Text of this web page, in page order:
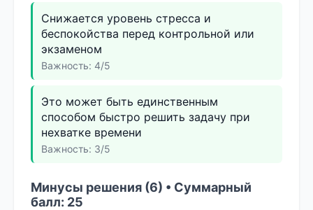
Снижается уровень стресса и
беспокойства перед контрольной или
экзаменом
Важность: 4/5
Это может быть единственным
способом быстро решить задачу при
нехватке времени
Важность: 3/5
Минусы решения (6) • Суммарный
балл: 25